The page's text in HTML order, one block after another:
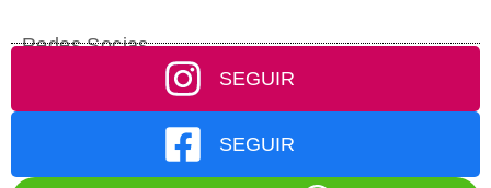
Redes Socias
SEGUIR
SEGUIR